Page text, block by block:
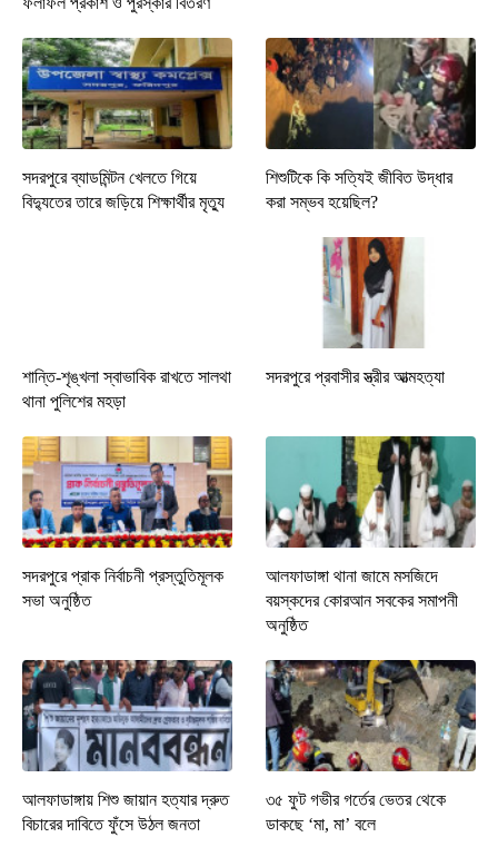
সদরপুরে ব্যাডমিন্টন খেলতে গিয়ে
বিদ্যুতের তারে জড়িয়ে শিক্ষার্থীর মৃত্যু
শিশুটিকে কি সত্যিই জীবিত উদ্ধার
করা সম্ভব হয়েছিল?
শান্তি-শৃঙ্খলা স্বাভাবিক রাখতে সালথা
থানা পুলিশের মহড়া
সদরপুরে প্রবাসীর স্ত্রীর আত্মহত্যা
সদরপুরে প্রাক নির্বাচনী প্রস্তুতিমূলক
সভা অনুষ্ঠিত
আলফাডাঙ্গা থানা জামে মসজিদে
বয়স্কদের কোরআন সবকের সমাপনী
অনুষ্ঠিত
আলফাডাঙ্গায় শিশু জায়ান হত্যার দ্রুত
বিচারের দাবিতে ফুঁসে উঠল জনতা
৩৫ ফুট গভীর গর্তের ভেতর থেকে
ডাকছে ‘মা, মা’ বলে